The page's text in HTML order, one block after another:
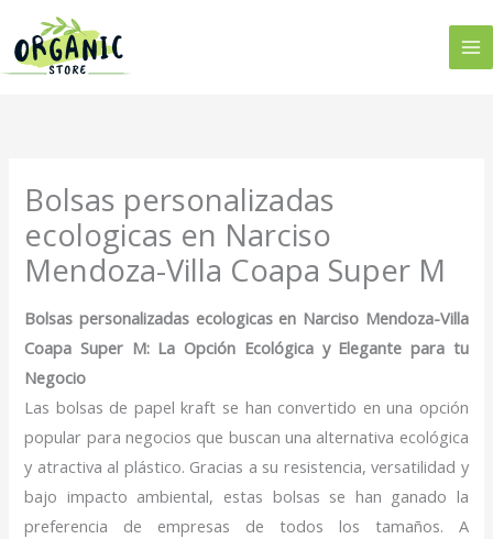
contenido
Bolsas personalizadas
ecologicas en Narciso
Mendoza-Villa Coapa Super M
Bolsas personalizadas ecologicas en Narciso Mendoza-Villa
Coapa Super M: La Opción Ecológica y Elegante para tu
Negocio
Las bolsas de papel kraft se han convertido en una opción
popular para negocios que buscan una alternativa ecológica
y atractiva al plástico. Gracias a su resistencia, versatilidad y
bajo impacto ambiental, estas bolsas se han ganado la
preferencia de empresas de todos los tamaños. A